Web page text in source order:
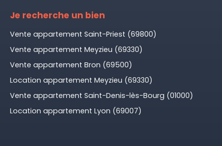
Je recherche un bien
Vente appartement Saint-Priest (69800)
Vente appartement Meyzieu (69330)
Vente appartement Bron (69500)
Location appartement Meyzieu (69330)
Vente appartement Saint-Denis-lès-Bourg (01000)
Location appartement Lyon (69007)